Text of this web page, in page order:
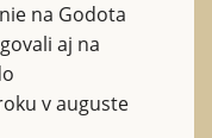
na Godota
aj na
v auguste